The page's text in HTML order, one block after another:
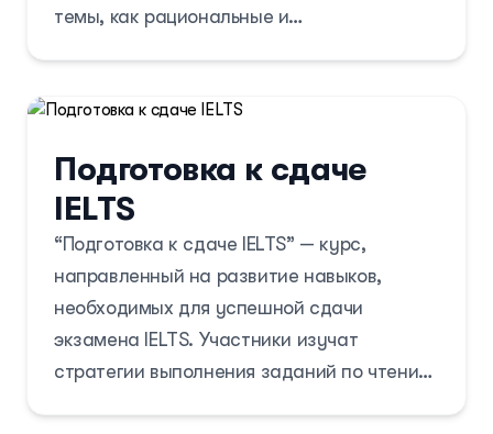
темы, как рациональные и
стереометрия. Участники получат навыки
добиться высоких баллов на экзаменах.
Подготовка к сдаче
IELTS
“Подготовка к сдаче IELTS” — курс,
направленный на развитие навыков,
необходимых для успешной сдачи
экзамена IELTS. Участники изучат
стратегии выполнения заданий по чтению,